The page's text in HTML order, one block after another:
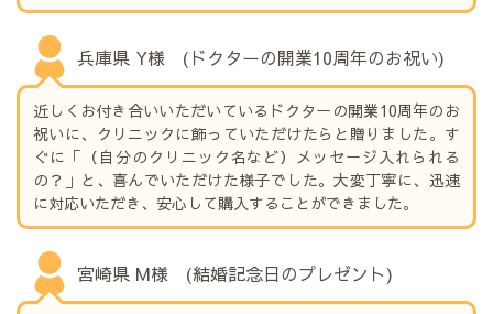
兵庫県 Y様 (ドクターの開業10周年のお祝い)
近しくお付き合いいただいているドクターの開業10周年のお
祝いに、クリニックに飾っていただけたらと贈りました。す
ぐに「（自分のクリニック名など）メッセージ入れられる
の？」と、喜んでいただけた様子でした。大変丁寧に、迅速
に対応いただき、安心して購入することができました。
宮崎県 M様 (結婚記念日のプレゼント)